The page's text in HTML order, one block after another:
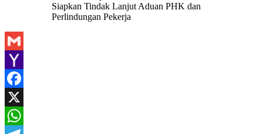
Gmail
Yahoo
Mail
Facebook
X